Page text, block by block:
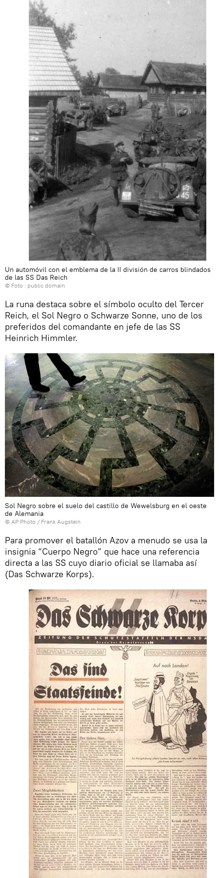
Un automóvil con el emblema de la II división de carros blindados
de las SS Das Reich
© Foto : public domain
La runa destaca sobre el símbolo oculto del Tercer
Reich, el Sol Negro o Schwarze Sonne, uno de los
preferidos del comandante en jefe de las SS
Heinrich Himmler.
Sol Negro sobre el suelo del castillo de Wewelsburg en el oeste
de Alemania
© AP Photo / Frank Augstein
Para promover el batallón Azov a menudo se usa la
insignia “Cuerpo Negro” que hace una referencia
directa a las SS cuyo diario oficial se llamaba así
(Das Schwarze Korps).